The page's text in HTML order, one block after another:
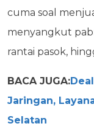
cuma soal
menyangkut
rantai pasok,
BACA JUGA:
Jaringan,
Selatan